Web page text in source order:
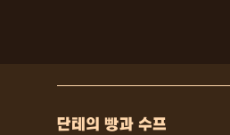
단테의 빵과 수프